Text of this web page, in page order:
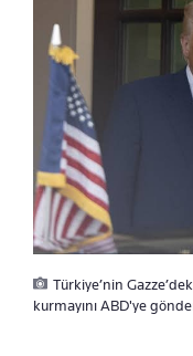
Türkiye’nin
kurmayını ABD'ye